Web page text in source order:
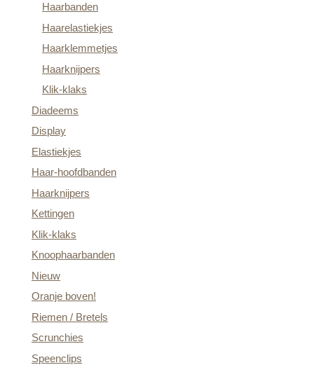
Haarbanden
Haarelastiekjes
Haarklemmetjes
Haarknijpers
Klik-klaks
Diadeems
Display
Elastiekjes
Haar-hoofdbanden
Haarknijpers
Kettingen
Klik-klaks
Knoophaarbanden
Nieuw
Oranje boven!
Riemen / Bretels
Scrunchies
Speenclips